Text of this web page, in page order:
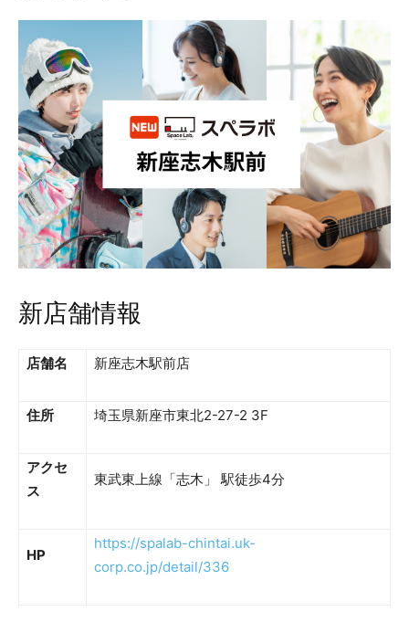
新店舗情報
店舗名 新座志木駅前店
住所 埼玉県新座市東北2-27-2 3F
アクセ
ス
東武東上線「志木」 駅徒歩4分
HP
https://spalab-chintai.uk-
corp.co.jp/detail/336